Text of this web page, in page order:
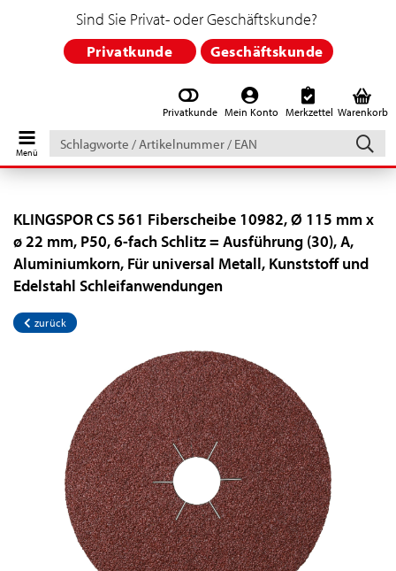
Privatkunde Mein Konto Merkzettel Warenkorb
Schlagworte
/
Artikelnummer
EAN
Sind Sie Privat- oder Geschäftskunde?
Privatkunde Geschäftskunde
KLINGSPOR CS 561 Fiberscheibe 10982, Ø 115 mm x
ø 22 mm, P50, 6-fach Schlitz = Ausführung (30), A,
Aluminiumkorn, Für universal Metall, Kunststoff und
Edelstahl Schleifanwendungen
zurück